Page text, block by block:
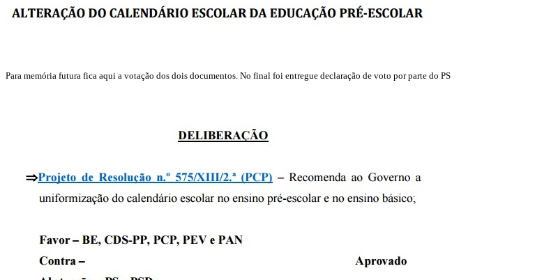
Para memória futura fica aqui a votação dos dois documentos. No final foi entregue declaração de voto por parte do PS